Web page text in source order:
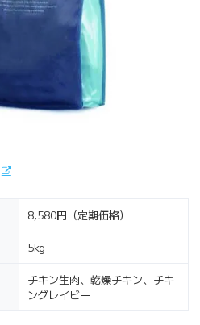
8,580円（定期価格）
5kg
チキン生肉、乾燥チキン、チキ
ングレイビー